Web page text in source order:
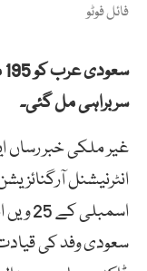
فائل فوٹو
سربراہی مل گئی۔
غیر ملکی خبر
انٹرنیشنل
سعودی وفد کی